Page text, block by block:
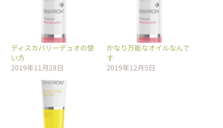
ディスカバリーデュオの使
い方
2019年11月28日
かなり万能なオイルなんで
す
2019年12月5日